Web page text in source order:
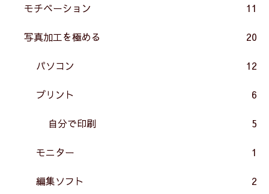
モチベーション 11
写真加工を極める 20
パソコン 12
プリント 6
自分で印刷 5
モニター 1
編集ソフト 2